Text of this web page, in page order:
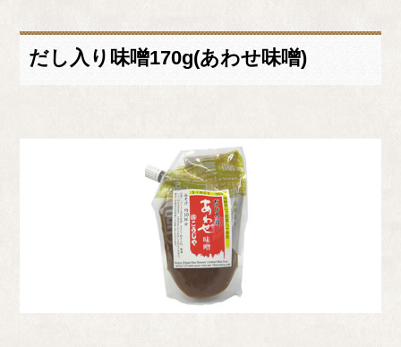
だし入り味噌170g(あわせ味噌)